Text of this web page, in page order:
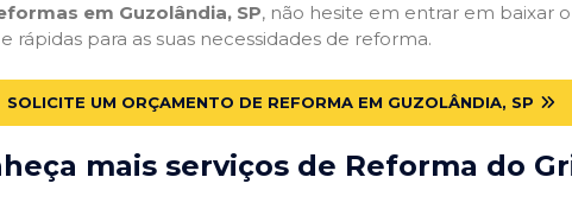
em Guzolândia, SP, não hesite em entrar em baixar
para as suas necessidades de reforma.
SOLICITE UM ORÇAMENTO DE REFORMA EM GUZOLÂNDIA, SP
mais serviços de Reforma do